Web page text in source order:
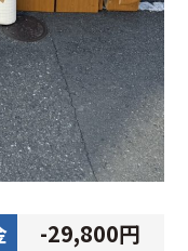
-29,800円